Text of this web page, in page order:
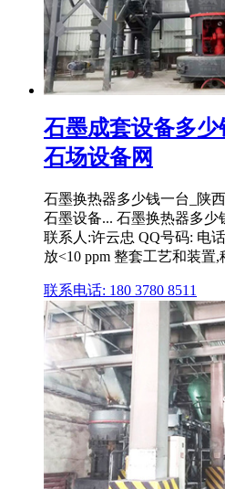
石墨成套设备多
石场设备网
石墨换热器多少钱一台_陕
石墨设备... 石墨换热器多
联系人:许云忠 QQ号码: 电
放<10 ppm 整套工艺和装置
联系电话: 180 3780 8511